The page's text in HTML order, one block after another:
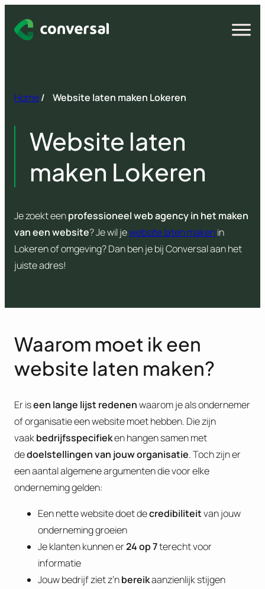
naar
Open
Home/ Website laten maken Lokeren
Website laten
maken Lokeren
Je zoekt eenprofessioneel web agency in het maken
van een website? Je wil jewebsite laten makenin
Lokeren of omgeving? Dan ben je bij Conversal aan het
juiste adres!
Waarom moet ik een
website laten maken?
Er iseen lange lijst redenenwaarom je als ondernemer
of organisatie een website moet hebben. Die zijn
vaakbedrijfsspecifieken hangen samen met
dedoelstellingen van jouw organisatie. Toch zijn er
een aantal algemene argumenten die voor elke
onderneming gelden:
Een nette website doet decredibiliteitvan jouw
onderneming groeien
Je klanten kunnen er24 op 7terecht voor
informatie
Jouw bedrijf ziet z’nbereikaanzienlijk stijgen